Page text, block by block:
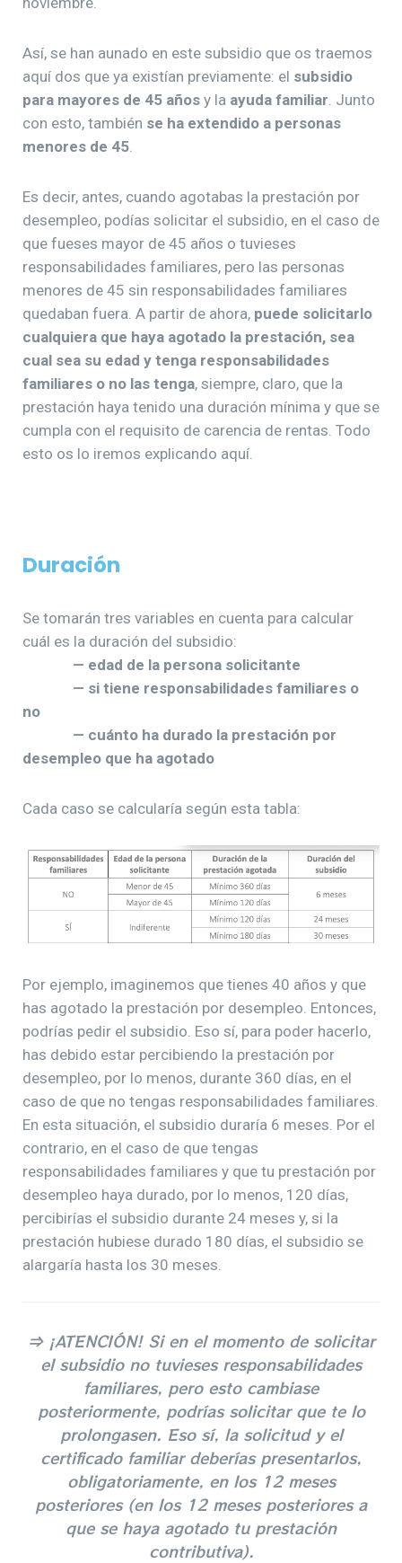
Así, se han aunado en este subsidio que os traemos
aquí dos que ya existían previamente: el subsidio
para mayores de 45 años y la ayuda familiar. Junto
con esto, también se ha extendido a personas
menores de 45.
Es decir, antes, cuando agotabas la prestación por
desempleo, podías solicitar el subsidio, en el caso de
que fueses mayor de 45 años o tuvieses
responsabilidades familiares, pero las personas
menores de 45 sin responsabilidades familiares
quedaban fuera. A partir de ahora, puede solicitarlo
cualquiera que haya agotado la prestación, sea
cual sea su edad y tenga responsabilidades
familiares o no las tenga, siempre, claro, que la
prestación haya tenido una duración mínima y que se
cumpla con el requisito de carencia de rentas. Todo
esto os lo iremos explicando aquí.
Duración
Se tomarán tres variables en cuenta para calcular
cuál es la duración del subsidio:
— edad de la persona solicitante
— si tiene responsabilidades familiares o
no
— cuánto ha durado la prestación por
desempleo que ha agotado
Cada caso se calcularía según esta tabla:
Por ejemplo, imaginemos que tienes 40 años y que
has agotado la prestación por desempleo. Entonces,
podrías pedir el subsidio. Eso sí, para poder hacerlo,
has debido estar percibiendo la prestación por
desempleo, por lo menos, durante 360 días, en el
caso de que no tengas responsabilidades familiares.
En esta situación, el subsidio duraría 6 meses. Por el
contrario, en el caso de que tengas
responsabilidades familiares y que tu prestación por
desempleo haya durado, por lo menos, 120 días,
percibirías el subsidio durante 24 meses y, si la
prestación hubiese durado 180 días, el subsidio se
alargaría hasta los 30 meses.
⇒ ¡ATENCIÓN! Si en el momento de solicitar
el subsidio no tuvieses responsabilidades
familiares, pero esto cambiase
posteriormente, podrías solicitar que te lo
prolongasen. Eso sí, la solicitud y el
certificado familiar deberías presentarlos,
obligatoriamente, en los 12 meses
posteriores (en los 12 meses posteriores a
que se haya agotado tu prestación
contributiva).